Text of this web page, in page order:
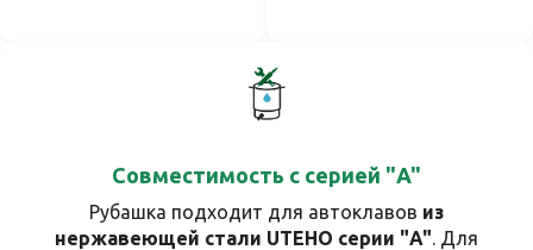
Совместимость с серией "A"
Рубашка подходит для автоклавов из
нержавеющей стали UTEHO серии "A". Для